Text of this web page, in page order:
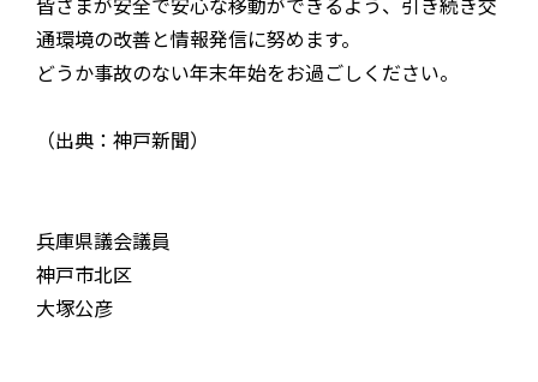
通環境の改善と情報発信に努めます。
どうか事故のない年末年始をお過ごしください。
（出典：神戸新聞）
兵庫県議会議員
神戸市北区
大塚公彦